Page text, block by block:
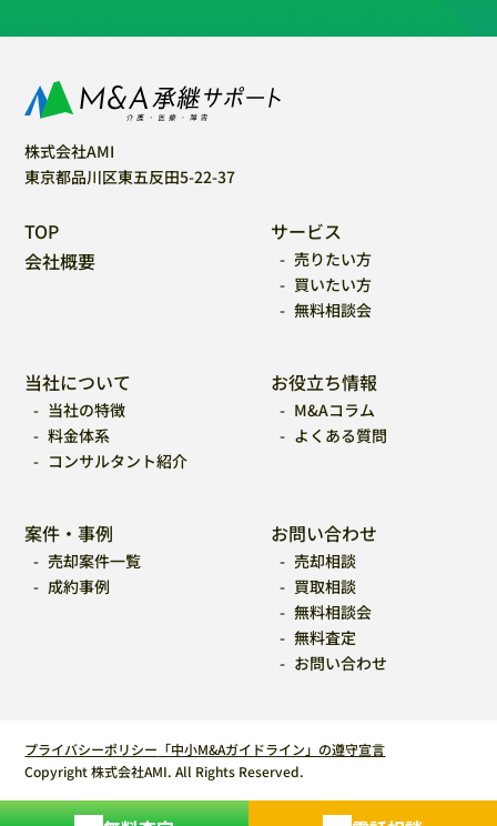
株式会社AMI
東京都品川区東五反田5-22-37
TOP
会社概要
サービス
売りたい方
買いたい方
無料相談会
当社について
当社の特徴
料金体系
コンサルタント紹介
お役立ち情報
M&Aコラム
よくある質問
案件・事例
売却案件一覧
成約事例
お問い合わせ
売却相談
買取相談
無料相談会
無料査定
お問い合わせ
プライバシーポリシー 「中小M&Aガイドライン」の遵守宣言
Copyright 株式会社AMI. All Rights Reserved.